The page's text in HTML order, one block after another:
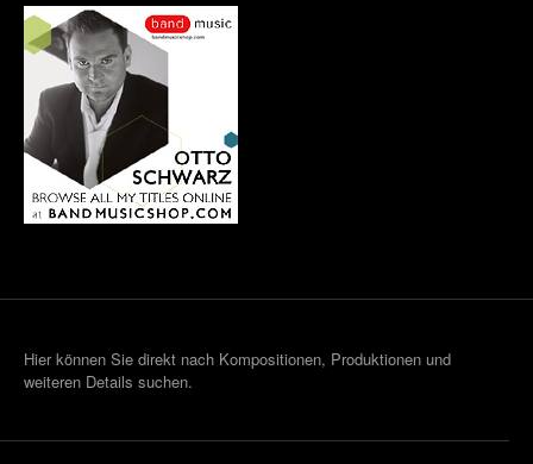
Hier können Sie direkt nach Kompositionen, Produktionen und
weiteren Details suchen.